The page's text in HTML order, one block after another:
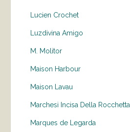
Lucien Crochet
Luzdivina Amigo
M. Molitor
Maison Harbour
Maison Lavau
Marchesi Incisa Della Rocchetta
Marques de Legarda